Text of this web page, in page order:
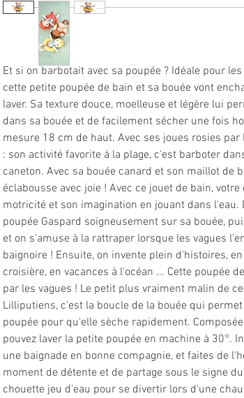
Et si on barbotait avec sa poupée ? Idéale pour
cette petite poupée de bain et sa bouée vont
laver. Sa texture douce, moelleuse et légère lui
dans sa bouée et de facilement sécher une fois
mesure 18 cm de haut. Avec ses joues rosies par
: son activité favorite à la plage, c'est barboter
caneton. Avec sa bouée canard et son maillot de
éclabousse avec joie ! Avec ce jouet de bain,
motricité et son imagination en jouant dans l'eau.
poupée Gaspard soigneusement sur sa bouée,
et on s'amuse à la rattraper lorsque les vagues
baignoire ! Ensuite, on invente plein d'histoires,
croisière, en vacances à l'océan ... Cette poupée
par les vagues ! Le petit plus vraiment malin de
Lilliputiens, c'est la boucle de la bouée qui
poupée pour qu'elle sèche rapidement.
pouvez laver la petite poupée en machine à 30°.
une baignade en bonne compagnie, et faites de
moment de détente et de partage sous le signe
chouette jeu d'eau pour se divertir lors d'une